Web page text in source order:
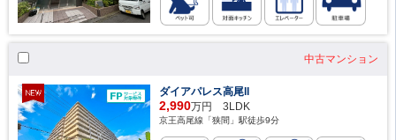
中古マンション
ダイアパレス高尾ll
2,990万円 3LDK
京王高尾線「狭間」駅徒歩9分